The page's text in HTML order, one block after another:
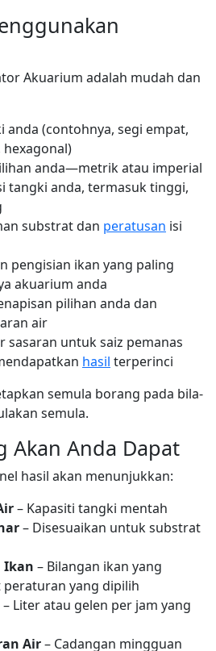
Akuarium adalah mudah dan
anda (contohnya, segi empat,
anda—metrik atau imperial
tangki anda, termasuk tinggi,
substrat dan peratusan isi
pengisian ikan yang paling
akuarium anda
pilihan anda dan
air
sasaran untuk saiz pemanas
hasil terperinci
semula borang pada bila-
semula.
Akan Anda Dapat
hasil akan menunjukkan:
– Kapasiti tangki mentah
– Disesuaikan untuk substrat
Ikan – Bilangan ikan yang
yang dipilih
– Liter atau gelen per jam yang
Air– Cadangan mingguan